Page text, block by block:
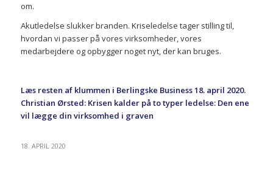
om.
Akutledelse slukker branden. Kriseledelse tager stilling til,
hvordan vi passer på vores virksomheder, vores
medarbejdere og opbygger noget nyt, der kan bruges.
Læs resten af klummen i Berlingske Business 18. april 2020.
Christian Ørsted: Krisen kalder på to typer ledelse: Den ene
vil lægge din virksomhed i graven
18. APRIL 2020